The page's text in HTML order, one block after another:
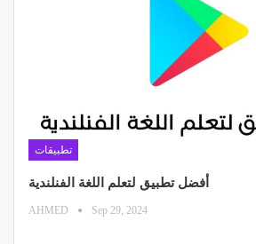
تطبيقات
أفضل تطبيق لتعلم اللغة الفنلندية
AHMED Sep 29, 2024